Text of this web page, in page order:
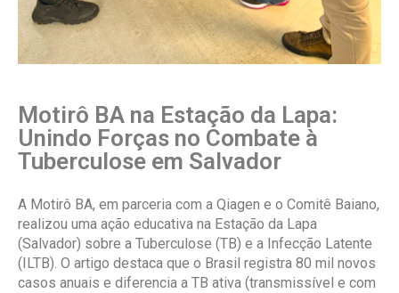
Motirô BA na Estação da Lapa:
Unindo Forças no Combate à
Tuberculose em Salvador
A Motirô BA, em parceria com a Qiagen e o Comitê Baiano,
realizou uma ação educativa na Estação da Lapa
(Salvador) sobre a Tuberculose (TB) e a Infecção Latente
(ILTB). O artigo destaca que o Brasil registra 80 mil novos
casos anuais e diferencia a TB ativa (transmissível e com